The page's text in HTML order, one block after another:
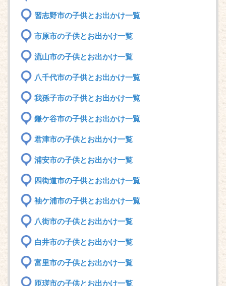
習志野市の子供とお出かけ一覧
市原市の子供とお出かけ一覧
流山市の子供とお出かけ一覧
八千代市の子供とお出かけ一覧
我孫子市の子供とお出かけ一覧
鎌ケ谷市の子供とお出かけ一覧
君津市の子供とお出かけ一覧
浦安市の子供とお出かけ一覧
四街道市の子供とお出かけ一覧
袖ケ浦市の子供とお出かけ一覧
八街市の子供とお出かけ一覧
白井市の子供とお出かけ一覧
富里市の子供とお出かけ一覧
匝瑳市の子供とお出かけ一覧